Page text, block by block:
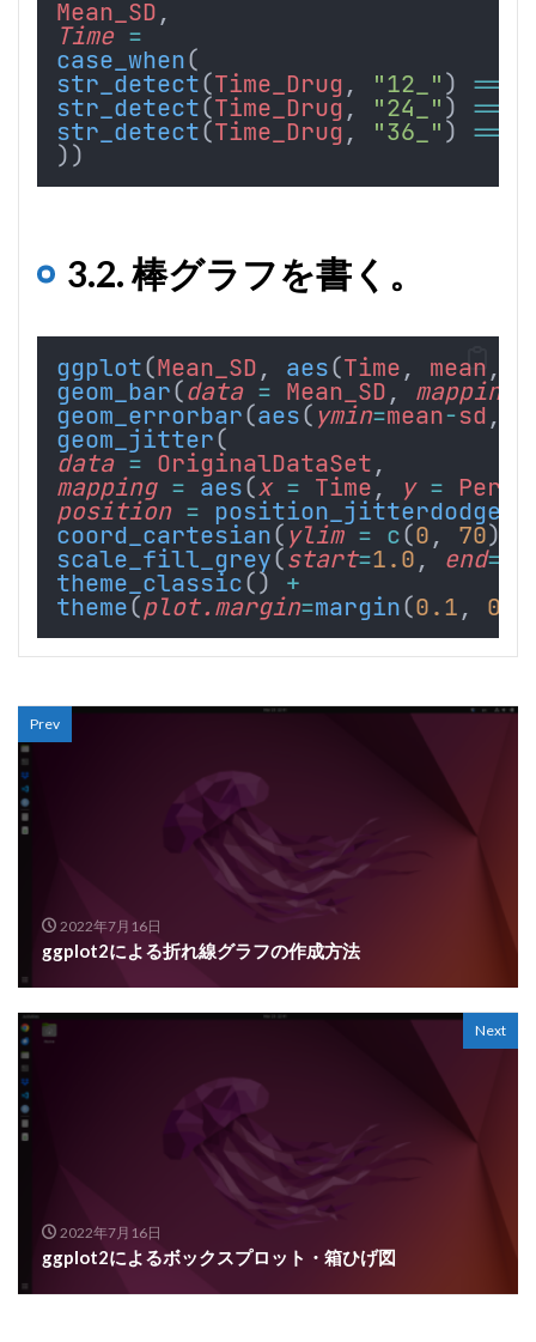
Mean_SD,
Time =
case_when(
str_detect(Time_Drug, "12_") ==
str_detect(Time_Drug, "24_") ==
str_detect(Time_Drug, "36_") ==
))
3.2. 棒グラフを書く。
ggplot(Mean_SD, aes(Time, mean,
geom_bar(data = Mean_SD, mapping
geom_errorbar(aes(ymin=mean-sd,
geom_jitter(
data = OriginalDataSet,
mapping = aes(x = Time, y =
position = position_jitterdodge
coord_cartesian(ylim = c(0, 70),
scale_fill_grey(start=1.0, end=
theme_classic() +
theme(plot.margin=margin(0.1, 0.1
Prev
2022年7月16日
ggplot2による折れ線グラフの作成方法
Next
2022年7月16日
ggplot2によるボックスプロット・箱ひげ図